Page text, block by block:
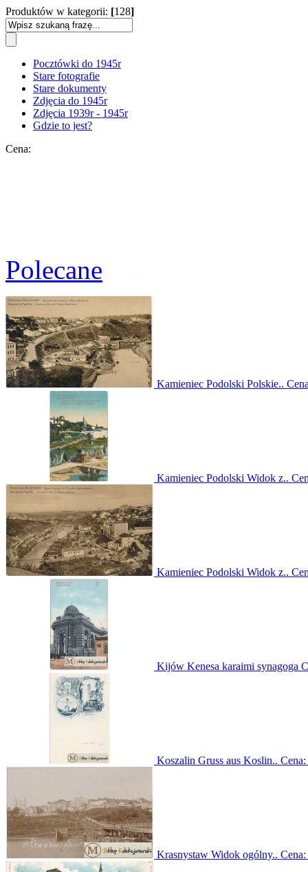
Produktów w kategorii: [128]
Pocztówki do 1945r
Stare fotografie
Stare dokumenty
Zdjęcia do 1945r
Zdjęcia 1939r - 1945r
Gdzie to jest?
Cena:
Polecane
Kamieniec Podolski Polskie..
Kamieniec Podolski Widok z..
Kamieniec Podolski Widok z..
Kijów Kenesa karaimi synagoga
Koszalin Gruss aus Koslin.. Cena:
Krasnystaw Widok ogólny.. Cena: